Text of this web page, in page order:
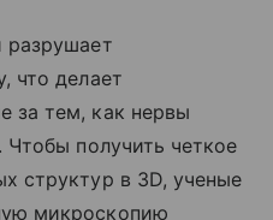
разрушает
что делает
за тем, как нервы
Чтобы получить четкое
структур в 3D, ученые
микроскопию